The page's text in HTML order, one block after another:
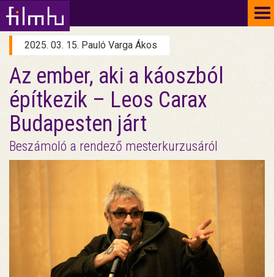
2025. 03. 15. Pauló Varga Ákos
Az ember, aki a káoszból
építkezik – Leos Carax
Budapesten járt
Beszámoló a rendező mesterkurzusáról